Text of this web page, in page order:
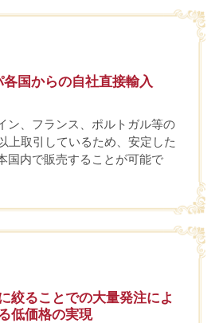
各国からの自社直接輸入
ン、フランス、ポルトガル等の
上取引しているため、安定した
国内で販売することが可能で
絞ることでの大量発注によ
低価格の実現